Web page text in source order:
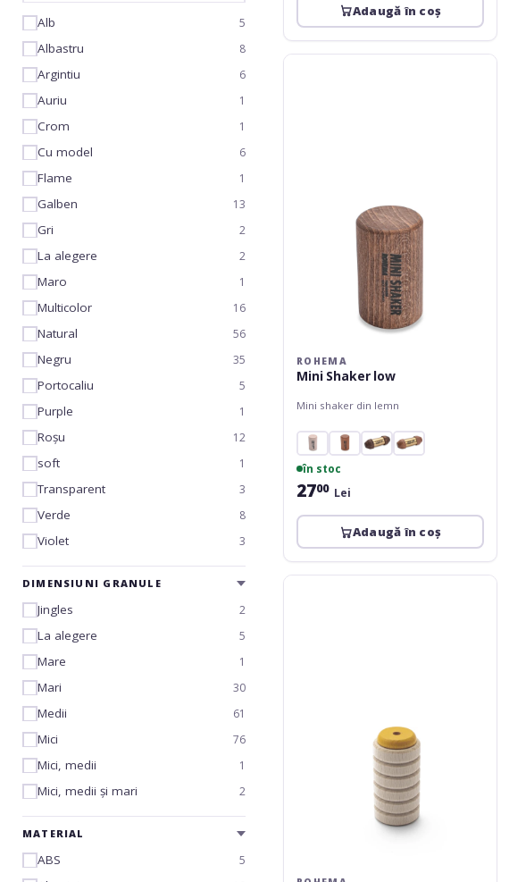
Alb 5
Albastru 8
Argintiu 6
Auriu 1
Crom 1
Cu model 6
Flame 1
Galben 13
Gri 2
La alegere 2
Maro 1
Multicolor 16
Natural 56
Negru 35
Portocaliu 5
Purple 1
Roșu 12
soft 1
Transparent 3
Verde 8
Violet 3
DIMENSIUNI GRANULE
Jingles 2
La alegere 5
Mare 1
Mari 30
Medii 61
Mici 76
Mici, medii 1
Mici, medii și mari 2
MATERIAL
ABS 5
Adaugă în coș
Rohema
ROHEMA
Mini Shaker low
Mini shaker din lemn
în stoc
2700 Lei
Adaugă în coș
Rohema